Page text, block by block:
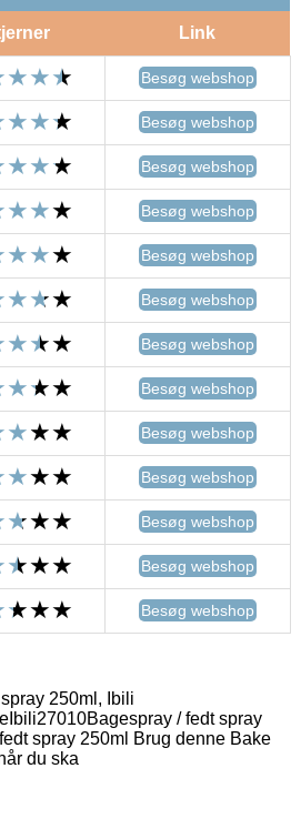
Link
Besøg webshop
Besøg webshop
Besøg webshop
Besøg webshop
Besøg webshop
Besøg webshop
Besøg webshop
Besøg webshop
Besøg webshop
Besøg webshop
Besøg webshop
Besøg webshop
Besøg webshop
250ml, Ibili
Ibili27010Bagespray / fedt spray
spray 250ml Brug denne Bake
du ska